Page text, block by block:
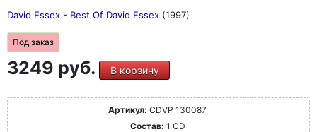
David Essex - Best Of David Essex (1997)
Под заказ
3249 руб. В корзину
Артикул: CDVP 130087
Состав: 1 CD